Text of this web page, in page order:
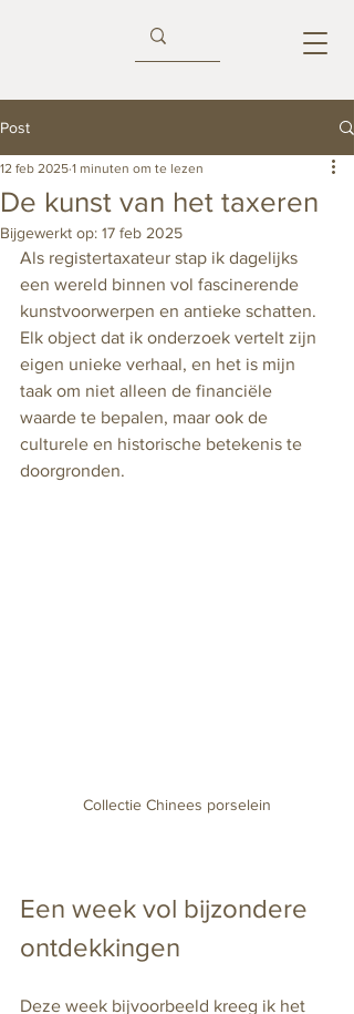
Post
De kunst van het taxeren
12 feb 2025 1 minuten om te lezen
Bijgewerkt op: 17 feb 2025
Als registertaxateur stap ik dagelijks
een wereld binnen vol fascinerende
kunstvoorwerpen en antieke schatten.
Elk object dat ik onderzoek vertelt zijn
eigen unieke verhaal, en het is mijn
taak om niet alleen de financiële
waarde te bepalen, maar ook de
culturele en historische betekenis te
doorgronden.
Collectie Chinees porselein
Een week vol bijzondere
ontdekkingen
Deze week bijvoorbeeld kreeg ik het